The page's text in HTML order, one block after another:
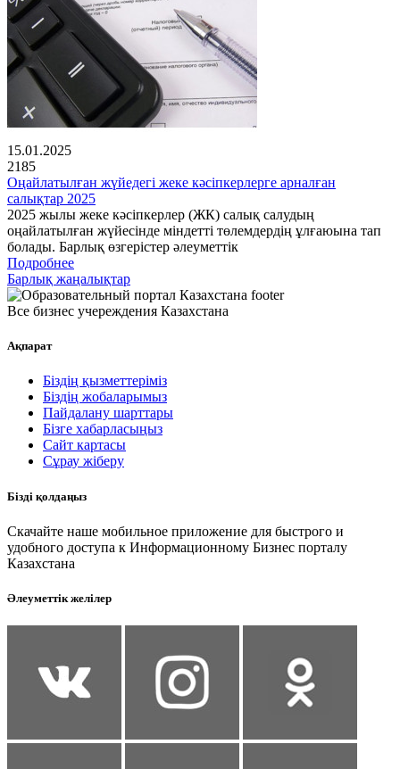
15.01.2025
2185
Оңайлатылған жүйедегі жеке кәсіпкерлерге арналған
салықтар 2025
2025 жылы жеке кәсіпкерлер (ЖК) салық салудың
оңайлатылған жүйесінде міндетті төлемдердің ұлғаюына тап
болады. Барлық өзгерістер әлеуметтік
Подробнее
Барлық жаңалықтар
Все бизнес учереждения Казахстана
Ақпарат
Біздің қызметтеріміз
Біздің жобаларымыз
Пайдалану шарттары
Бізге хабарласыңыз
Сайт картасы
Сұрау жіберу
Бізді қолдаңыз
Скачайте наше мобильное приложение для быстрого и
удобного доступа к Информационному Бизнес порталу
Казахстана
Әлеуметтік желілер